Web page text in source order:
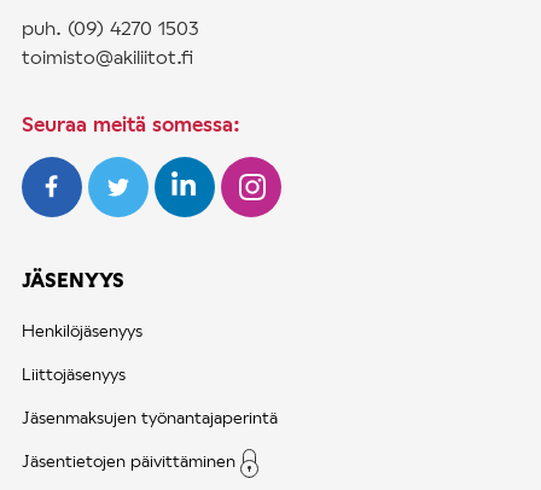
puh. (09) 4270 1503
toimisto@akiliitot.fi
Seuraa meitä somessa:
JÄSENYYS
Henkilöjäsenyys
Liittojäsenyys
Jäsenmaksujen työnantajaperintä
Jäsentietojen päivittäminen